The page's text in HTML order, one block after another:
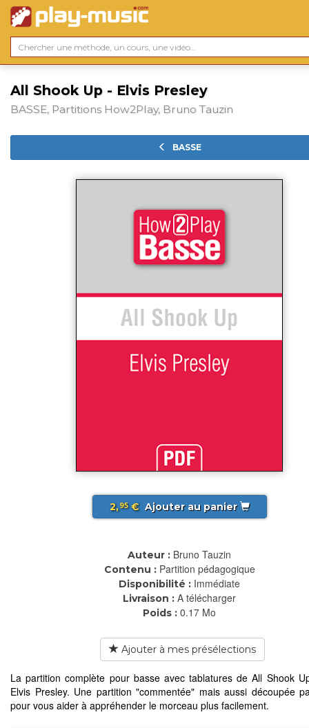
All Shook Up - Elvis Presley
BASSE, Partitions How2Play, Bruno Tauzin
BASSE
2,95€ Ajouter au panier
Auteur : Bruno Tauzin
Contenu : Partition pédagogique
Disponibilité : Immédiate
Livraison : A télécharger
Poids : 0.17 Mo
Ajouter à mes présélections
La partition complète pour basse avec tablatures de All Shook
Elvis Presley. Une partition "commentée" mais aussi découpée
pour vous aider à appréhender le morceau plus facilement.